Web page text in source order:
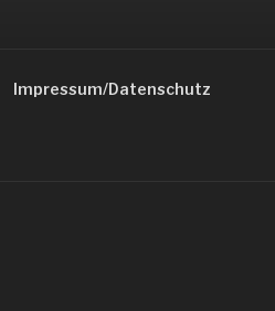
Impressum/Datenschutz